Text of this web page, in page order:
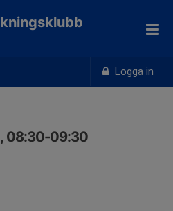
Logga in
08:30-09:30